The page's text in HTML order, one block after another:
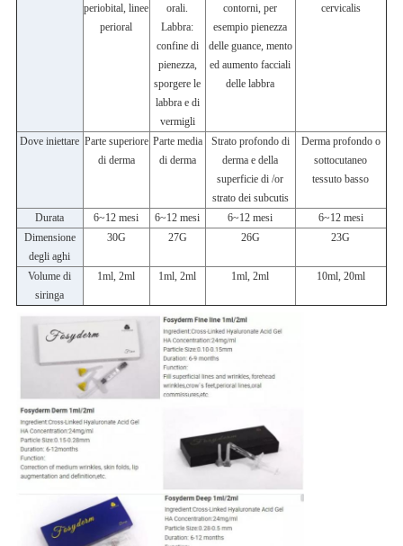
periobital, linee
perioral
orali.
Labbra:
confine di
pienezza,
sporgere le
labbra e di
vermigli
contorni, per
esempio pienezza
delle guance, mento
ed aumento facciali
delle labbra
cervicalis
Dove iniettare Parte superiore
di derma
Parte media
di derma
Strato profondo di
derma e della
superficie di /or
strato dei subcutis
Derma profondo o
sottocutaneo
tessuto basso
Durata 6~12 mesi 6~12 mesi 6~12 mesi
6~12 mesi
Dimensione
degli aghi
30G 27G 26G 23G
Volume di
siringa
1ml, 2ml 1ml, 2ml 1ml, 2ml 10ml, 20ml